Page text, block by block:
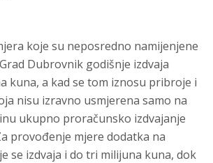
koje su neposredno namijenjene
Dubrovnik godišnje izdvaja
kuna, a kad se tom iznosu pribroje i
nisu izravno usmjerena samo na
ukupno proračunsko izdvajanje
provođenje mjere dodatka na
se izdvaja i do tri milijuna kuna, dok